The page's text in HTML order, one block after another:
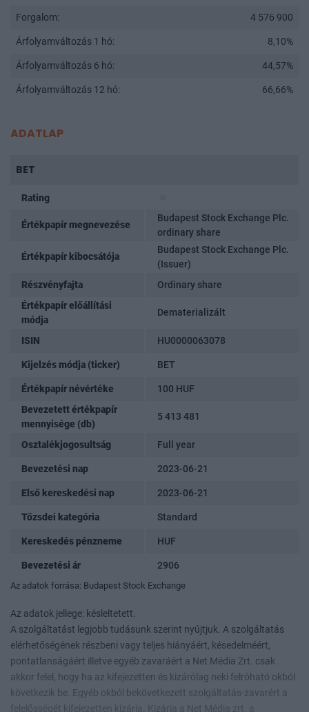
Forgalom: 4 576 900
Árfolyamváltozás 1 hó: 8,10%
Árfolyamváltozás 6 hó: 44,57%
Árfolyamváltozás 12 hó: 66,66%
ADATLAP
BET
Rating
Értékpapír megnevezése
Budapest Stock Exchange Plc.
ordinary share
Értékpapír kibocsátója
Budapest Stock Exchange Plc.
(Issuer)
Részvényfajta
Ordinary share
Értékpapír előállítási
módja
Dematerializált
ISIN HU0000063078
Kijelzés módja (ticker) BET
Értékpapír névértéke
100 HUF
Bevezetett értékpapír
mennyisége (db)
5 413 481
Osztalékjogosultság Full year
Bevezetési nap 2023-06-21
Első kereskedési nap 2023-06-21
Tőzsdei kategória Standard
Kereskedés pénzneme HUF
Bevezetési ár 2906
Az adatok forrása: Budapest Stock Exchange
Az adatok jellege: késleltetett.
A szolgáltatást legjobb tudásunk szerint nyújtjuk. A szolgáltatás
elérhetőségének részbeni vagy teljes hiányáért, késedelméért,
pontatlanságáért illetve egyéb zavaráért a Net Média Zrt. csak
akkor felel, hogy ha az kifejezetten és kizárólag neki felróható okból
következik be. Egyéb okból bekövetkezett szolgáltatás-zavarért a
felelősségét kifejezetten kizárja. Kizárja a Net Média zrt. a